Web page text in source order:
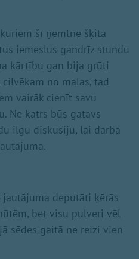
šī ņemtne šķita
iemeslus gandrīz stundu
kārtību gan bija grūti
no malas, tad
vairāk cienīt savu
Ne katrs būs gatavs
ilgu diskusiju, lai darba
deputāti ķērās
bet visu pulveri vēl
sēdes gaitā ne reizi vien